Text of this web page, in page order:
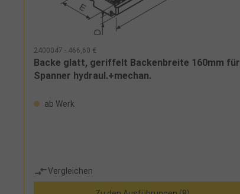
2400047 - 466,60 €
Backe glatt, geriffelt Backenbreite 160mm für
Spanner hydraul.+mechan.
ab Werk
Vergleichen